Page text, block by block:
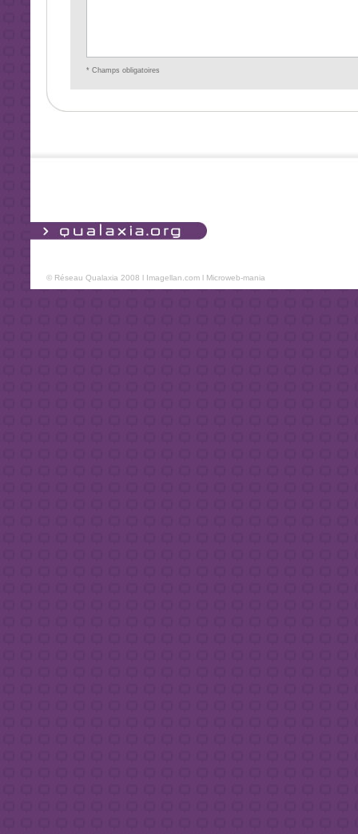
* Champs obligatoires
© Réseau Qualaxia 2008 l Imagellan.coml Microweb-mania